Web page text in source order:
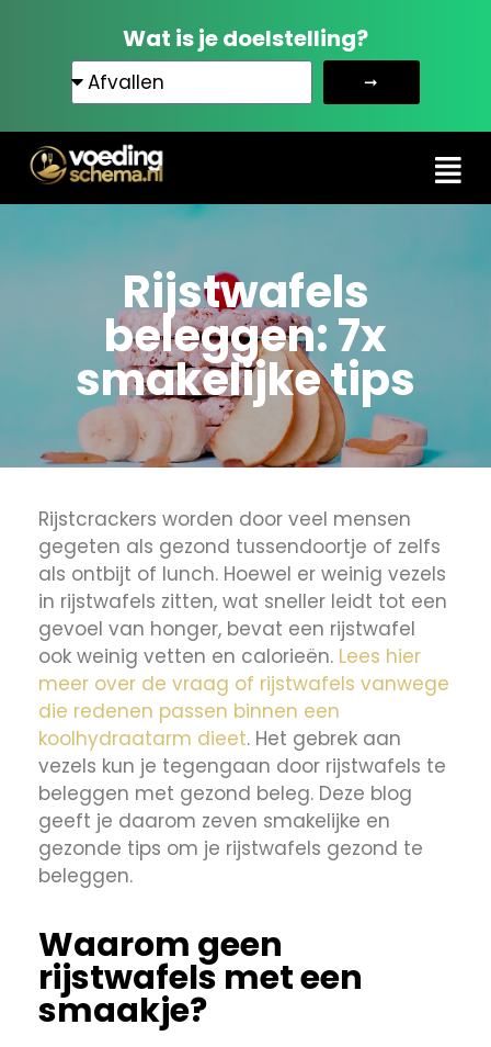
Wat is je doelstelling?
➞
Rijstwafels
beleggen: 7x
smakelijke tips
Rijstcrackers worden door veel mensen
gegeten als gezond tussendoortje of zelfs
als ontbijt of lunch. Hoewel er weinig vezels
in rijstwafels zitten, wat sneller leidt tot een
gevoel van honger, bevat een rijstwafel
ook weinig vetten en calorieën. Lees hier
meer over de vraag of rijstwafels vanwege
die redenen passen binnen een
koolhydraatarm dieet. Het gebrek aan
vezels kun je tegengaan door rijstwafels te
beleggen met gezond beleg. Deze blog
geeft je daarom zeven smakelijke en
gezonde tips om je rijstwafels gezond te
beleggen.
Waarom geen
rijstwafels met een
smaakje?